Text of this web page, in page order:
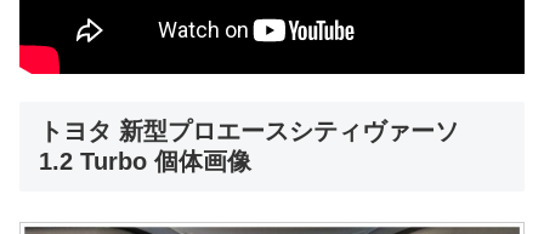
トヨタ 新型プロエースシティヴァーソ
1.2 Turbo 個体画像